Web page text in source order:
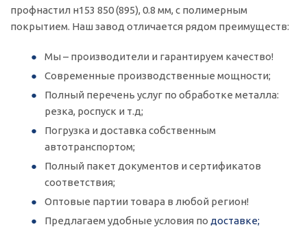
профнастил н153 850 (895), 0.8 мм, с полимерным
покрытием. Наш завод отличается рядом преимуществ:
Мы – производители и гарантируем качество!
Современные производственные мощности;
Полный перечень услуг по обработке металла:
резка, роспуск и т.д;
Погрузка и доставка собственным
автотранспортом;
Полный пакет документов и сертификатов
соответствия;
Оптовые партии товара в любой регион!
Предлагаем удобные условия по доставке;